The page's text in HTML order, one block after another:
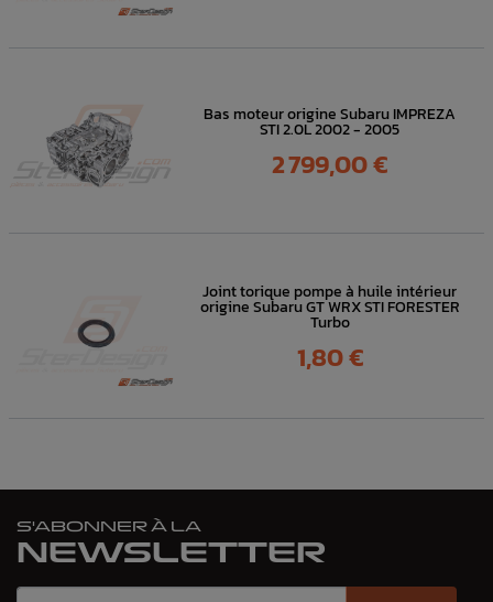
Bas moteur origine Subaru IMPREZA
STI 2.0L 2002 - 2005
Prix
2 799,00 €
Joint torique pompe à huile intérieur
origine Subaru GT WRX STI FORESTER
Turbo
Prix
1,80 €
S'ABONNER À LA
NEWSLETTER